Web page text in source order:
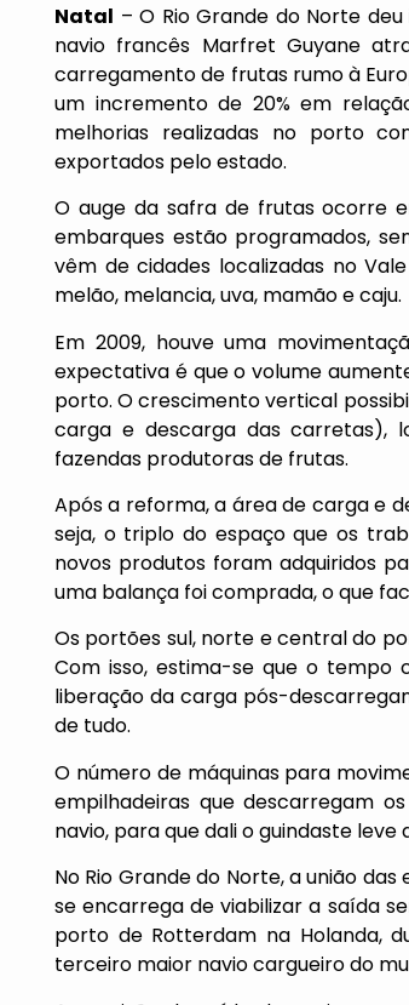
Natal – O Rio Grande do Norte
navio francês Marfret Guyane
carregamento de frutas rumo à
um incremento de 20% em
melhorias realizadas no porto
exportados pelo estado.
O auge da safra de frutas ocorre
embarques estão programados,
vêm de cidades localizadas no
melão, melancia, uva, mamão e caju.
Em 2009, houve uma
expectativa é que o volume
porto. O crescimento vertical
carga e descarga das carretas),
fazendas produtoras de frutas.
Após a reforma, a área de carga e
seja, o triplo do espaço que os
novos produtos foram adquiridos
uma balança foi comprada, o que
Os portões sul, norte e central do
Com isso, estima-se que o
liberação da carga pós-
de tudo.
O número de máquinas para
empilhadeiras que descarregam
navio, para que dali o guindaste leve
No Rio Grande do Norte, a união
se encarrega de viabilizar a saída
porto de Rotterdam na Holanda,
terceiro maior navio cargueiro do